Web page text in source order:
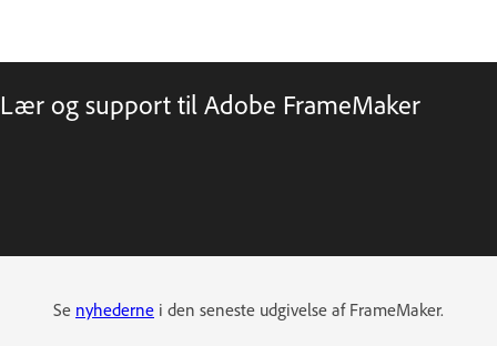
Lær og support til Adobe FrameMaker
Se nyhederne i den seneste udgivelse af FrameMaker.